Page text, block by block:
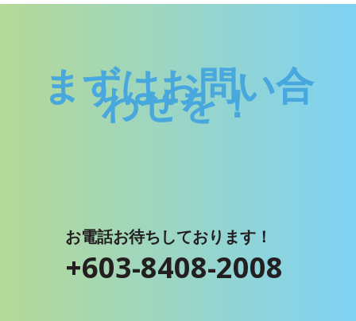
まずはお問い合
わせを！
お電話お待ちしております！
+603-8408-2008